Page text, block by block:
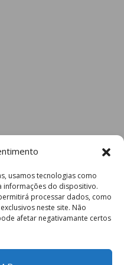
usamos tecnologias como
informações do dispositivo.
processar dados, como
neste site. Não
afetar negativamante certos